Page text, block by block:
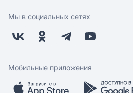
Поставщикам
Заводчикам
Обратная связь
Оплата
Бонусная программа
Скидки и акции
Мобильное приложение
Мы в социальных сетях
Мобильные приложения